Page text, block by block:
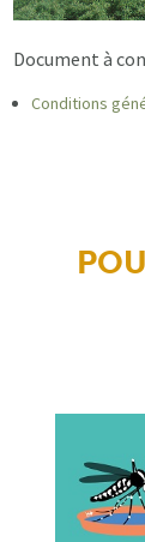
Document à
Conditions